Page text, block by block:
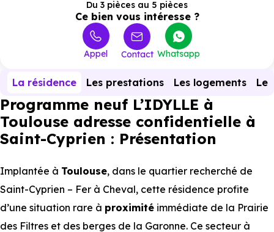
Du 3 pièces au 5 pièces
Ce bien vous intéresse ?
Appel Contact Whatsapp
La résidence Les prestations Les logements Le
Programme neuf L’IDYLLE à
Toulouse adresse confidentielle à
Saint-Cyprien : Présentation
Implantée à Toulouse, dans le quartier recherché de
Saint-Cyprien – Fer à Cheval, cette résidence profite
d’une situation rare à proximité immédiate de la Prairie
des Filtres et des berges de la Garonne. Ce secteur à